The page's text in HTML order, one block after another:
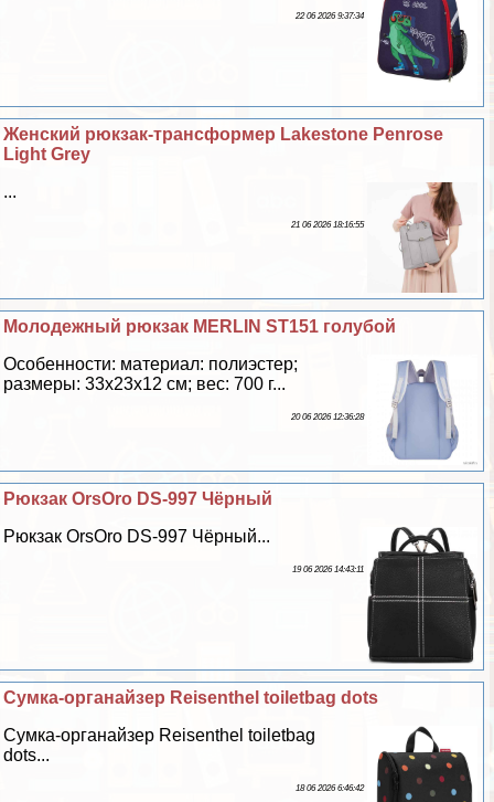
22 06 2026 9:37:34
Женский рюкзак-трaнcформер Lakestone Penrose
Light Grey
...
21 06 2026 18:16:55
Молодежный рюкзак MERLIN ST151 гoлyбой
Особенности: материал: полиэстер;
размеры: 33x23x12 см; вес: 700 г...
20 06 2026 12:36:28
Рюкзак OrsOro DS-997 Чёрный
Рюкзак OrsOro DS-997 Чёрный...
19 06 2026 14:43:11
Сумка-органайзер Reisenthel toiletbag dots
Сумка-органайзер Reisenthel toiletbag
dots...
18 06 2026 6:46:42